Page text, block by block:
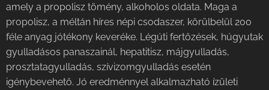
amely a propolisz tömény, alkoholos oldata. Maga a
propolisz, a méltán híres népi csodaszer, körülbelül 200
féle anyag jótékony keveréke. Légúti fertőzések, húgyutak
gyulladásos panaszainál, hepatitisz, májgyulladás,
prosztatagyulladás, szívizomgyulladás esetén
igénybevehető. Jó eredménnyel alkalmazható ízületi